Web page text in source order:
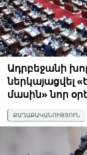
Ադրբեջանի
ներկայացվել
մասին» նոր
ՔԱՂԱՔԱԿԱՆՈՒԹՅՈՒՆ